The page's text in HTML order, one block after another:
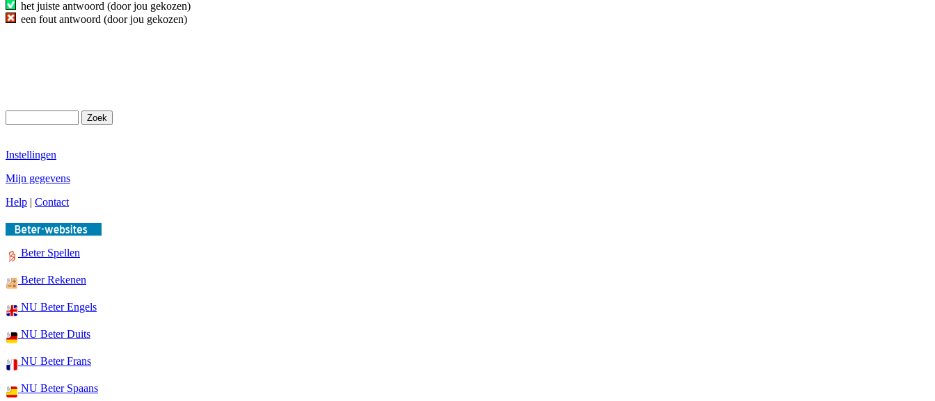
het juiste antwoord (door jou gekozen)
een fout antwoord (door jou gekozen)
Instellingen
Mijn gegevens
Help | Contact
Beter Spellen
Beter Rekenen
NU Beter Engels
NU Beter Duits
NU Beter Frans
NU Beter Spaans